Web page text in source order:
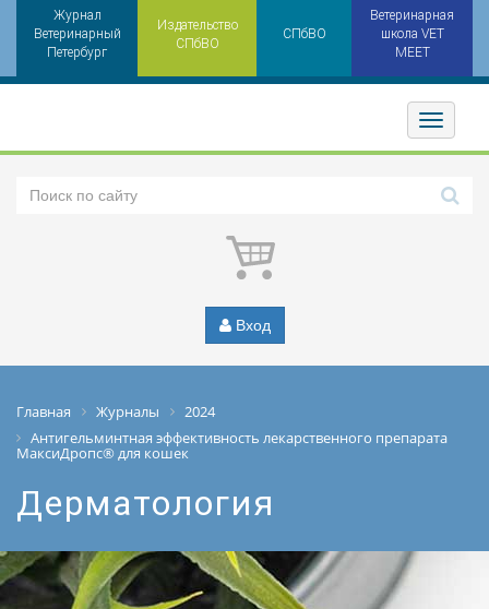
Журнал
Ветеринарный
Петербург
Издательство
СПбВО
СПбВО
Ветеринарная
школа VET
MEET
Toggler
Вход
Главная Журналы
2024
Антигельминтная эффективность лекарственного препарата
МаксиДропс® для кошек
Дерматология